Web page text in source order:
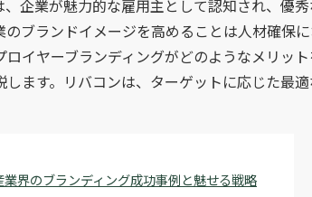
企業が魅力的な雇用主として認知され、優
ブランドイメージを高めることは人材確保
イヤーブランディングがどのようなメリッ
ます。リバコンは、ターゲットに応じた最
界のブランディング成功事例と魅せる戦略